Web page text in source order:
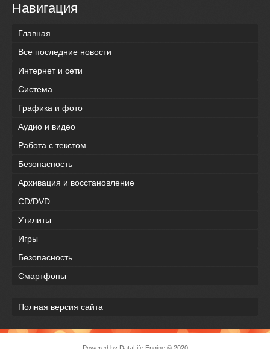
Навигация
Главная
Все последние новости
Интернет и сети
Система
Графика и фото
Аудио и видео
Работа с текстом
Безопасность
Архивация и восстановление
CD/DVD
Утилиты
Игры
Безопасность
Смартфоны
Полная версия сайта